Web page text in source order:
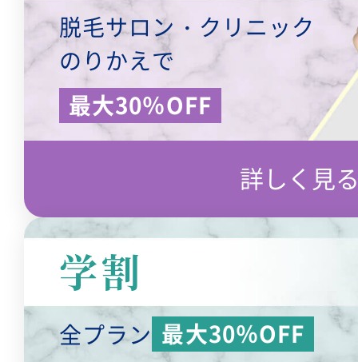
脱毛サロン・クリニック
のりかえで
最大30％OFF
詳しく見
学割
全プラン 最大30％OFF